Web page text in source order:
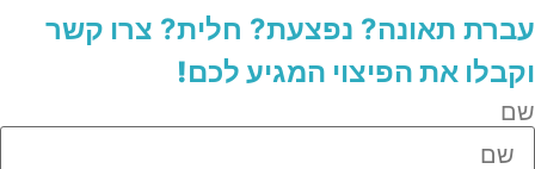
עברת תאונה? נפצעת? חלית?​ צרו קשר
וקבלו את הפיצוי המגיע לכם!
שם